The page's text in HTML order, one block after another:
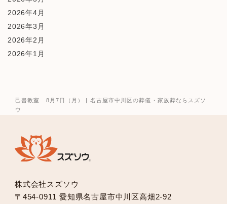
己書教室 8月7日（月） | 名古屋市中川区の葬儀・家族葬ならスズソ
ウ
2026年4月
2026年3月
2026年2月
2026年1月
2025年8月
2025年6月
2025年5月
2025年2月
2024年12月
株式会社スズソウ
〒454-0911 愛知県名古屋市中川区高畑2-92